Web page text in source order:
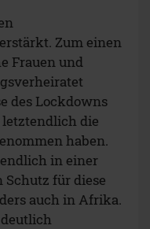
Zum einen
Frauen und
des Lockdowns
letztendlich die
haben.
in einer
Schutz für diese
auch in Afrika.